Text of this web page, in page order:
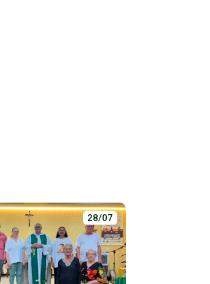
28/07